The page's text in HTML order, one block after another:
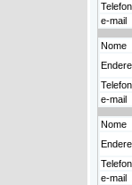
e-mail
Nome
e-mail
Nome
e-mail